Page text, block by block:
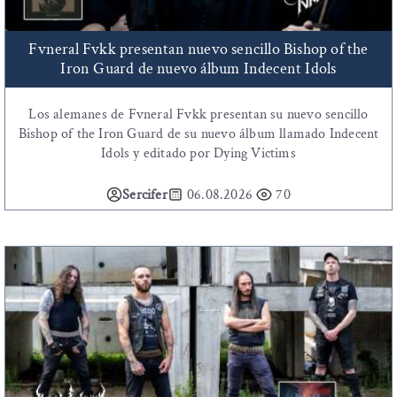
Fvneral Fvkk presentan nuevo sencillo Bishop of the
Iron Guard de nuevo álbum Indecent Idols
Los alemanes de Fvneral Fvkk presentan su nuevo sencillo
Bishop of the Iron Guard de su nuevo álbum llamado Indecent
Idols y editado por Dying Victims
Sercifer 06.08.2026 70